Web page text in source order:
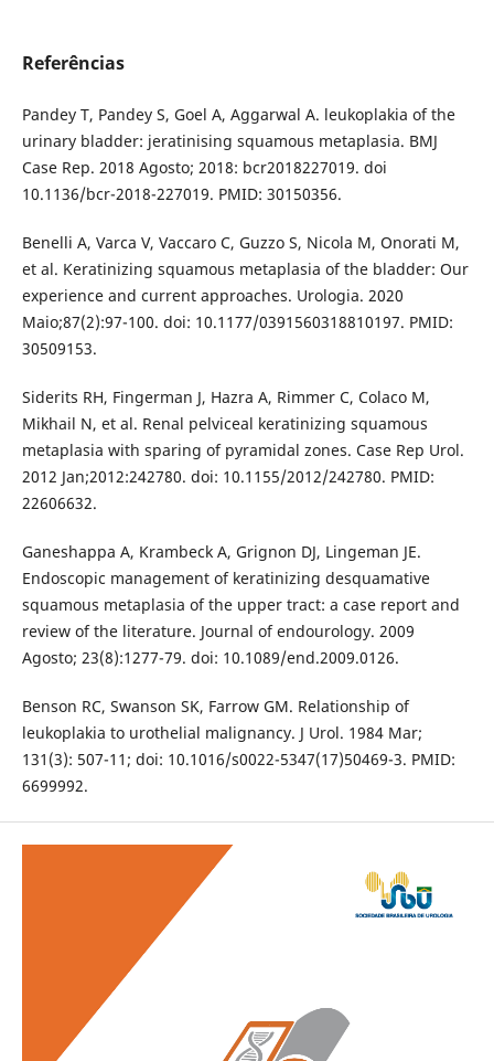
Referências
Pandey T, Pandey S, Goel A, Aggarwal A. leukoplakia of the
urinary bladder: jeratinising squamous metaplasia. BMJ
Case Rep. 2018 Agosto; 2018: bcr2018227019. doi
10.1136/bcr-2018-227019. PMID: 30150356.
Benelli A, Varca V, Vaccaro C, Guzzo S, Nicola M, Onorati M,
et al. Keratinizing squamous metaplasia of the bladder: Our
experience and current approaches. Urologia. 2020
Maio;87(2):97-100. doi: 10.1177/0391560318810197. PMID:
30509153.
Siderits RH, Fingerman J, Hazra A, Rimmer C, Colaco M,
Mikhail N, et al. Renal pelviceal keratinizing squamous
metaplasia with sparing of pyramidal zones. Case Rep Urol.
2012 Jan;2012:242780. doi: 10.1155/2012/242780. PMID:
22606632.
Ganeshappa A, Krambeck A, Grignon DJ, Lingeman JE.
Endoscopic management of keratinizing desquamative
squamous metaplasia of the upper tract: a case report and
review of the literature. Journal of endourology. 2009
Agosto; 23(8):1277-79. doi: 10.1089/end.2009.0126.
Benson RC, Swanson SK, Farrow GM. Relationship of
leukoplakia to urothelial malignancy. J Urol. 1984 Mar;
131(3): 507-11; doi: 10.1016/s0022-5347(17)50469-3. PMID:
6699992.